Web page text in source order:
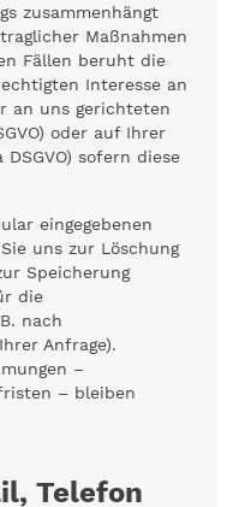
zusammenhängt
Maßnahmen
Fällen beruht die
Interesse an
an uns gerichteten
oder auf Ihrer
sofern diese
eingegebenen
uns zur Löschung
Speicherung
die
nach
Anfrage).
–
– bleiben
Telefon